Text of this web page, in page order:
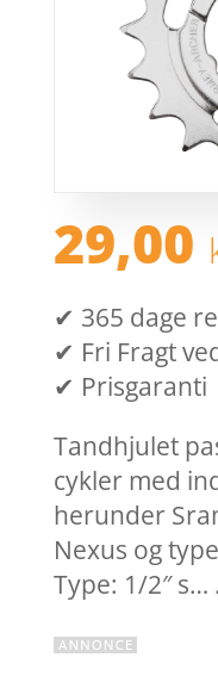
29,00
✔ 365 dage
✔ Fri Fragt
✔ Prisgaranti
Tandhjulet
cykler med
herunder
Nexus og
Type: 1/2″ s…